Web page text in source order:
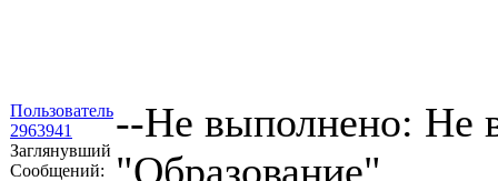
Пользователь
2963941
Заглянувший
Сообщений:
--Не выполнено: Не
"Образование"